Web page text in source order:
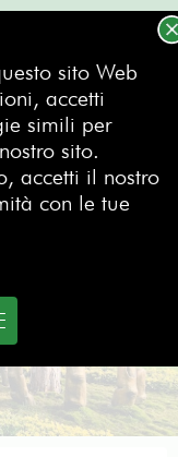
sito Web
accetti
simili per
sito.
accetti il nostro
con le tue